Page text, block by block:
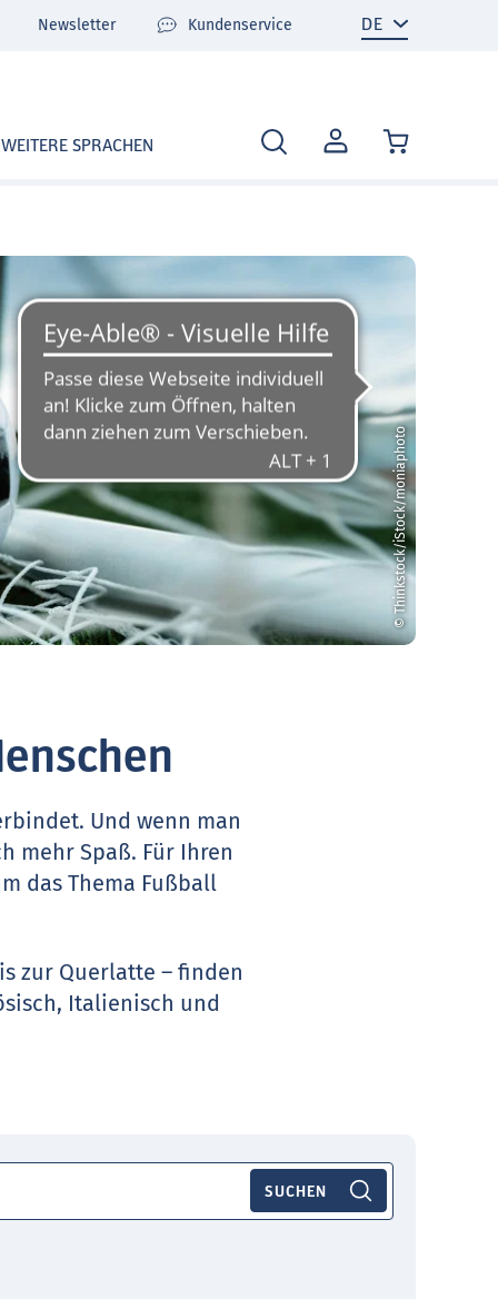
MEIN
KONTO
WEITERE SPRACHEN
Newsletter Kundenservice
© Thinkstock/iStock/moniaphoto
Und wenn man
mehr Spaß. Für Ihren
das Thema Fußball
zur Querlatte – finden
Italienisch und